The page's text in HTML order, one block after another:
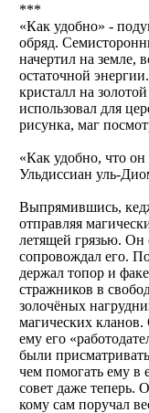
***
«Как удобно» -
обряд.
начертил на земле,
остаточной
кристалл на
использовал для
рисунка, маг
«Как удобно, что он
Ульдиссиан уль-
Выпрямившись,
отправляя
летящей грязью. Он
сопровождал его.
держал топор и
стражников в
золочёных
магических
ему его
были
чем помогать ему в
совет даже теперь.
кому сам поручал